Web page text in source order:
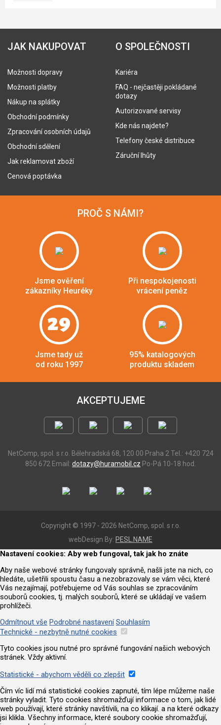
JAK NAKUPOVAT
Možnosti dopravy
Možnosti platby
Nákup na splátky
Obchodní podmínky
Zpracování osobních údajů
Obchodní sdělení
Jak reklamovat zboží
Cenová poptávka
O SPOLEČNOSTI
Kariéra
FAQ - nejčastěji pokládané
dotazy
Autorizované servisy
Kde nás najdete?
Telefony české distribuce
Záruční lhůty
PROČ S NÁMI?
Jsme ověření
zákazníky Heuréky
Při nespokojenosti
vrácení peněz
29
Jsme tady už
od roku 1997
95% katalogových
produktu skladem
AKCEPTUJEME
NetComp, spol. s r.o. Bělehradská 68, 120 00 Praha 2 Tel.: +420 724
850 672 Email: dotazy@huramobil.cz Po-Pá 10-18 hod.
Copyright © 1997 - 2026 NetComp, spol. s r.o.
webDesign By: PESL.NAME
Nastavení cookies: Aby web fungoval, tak jak ho znáte
Aby naše webové stránky fungovaly správně, našli jste na nich, co
hledáte, ušetřili spoustu času a nezobrazovaly se vám věci, které
Vás nezajímají, potřebujeme od Vás souhlas se zpracováním
souborů cookies, tj. malých souborů, které se ukládají ve vašem
prohlížeči.
Odmítnout vše Podrobné nastavení Souhlasím
Technické - nezbytně nutné cookies
Tyto cookies jsou nutné pro správné fungování našich webových
stránek. Vždy aktivní.
Statistické - abychom věděli co zlepšit
Čím víc lidí má statistické cookies zapnuté, tím lépe můžeme naše
stránky vyladit. Tyto cookies shromažďují informace o tom, jak lidé
web používají, které stránky navštívili, na co klikají. a na které odkazy
jsi klikla. Všechny informace, které soubory cookie shromažďují,